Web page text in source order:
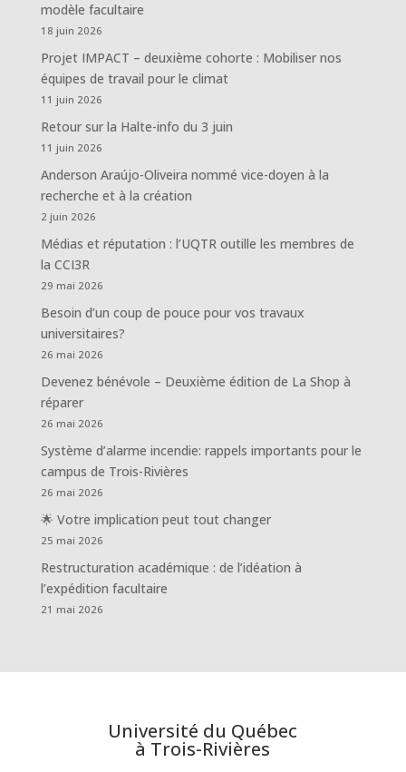
modèle facultaire
18 juin 2026
Projet IMPACT – deuxième cohorte : Mobiliser nos
équipes de travail pour le climat
11 juin 2026
Retour sur la Halte-info du 3 juin
11 juin 2026
Anderson Araújo-Oliveira nommé vice-doyen à la
recherche et à la création
2 juin 2026
Médias et réputation : l’UQTR outille les membres de
la CCI3R
29 mai 2026
Besoin d’un coup de pouce pour vos travaux
universitaires?
26 mai 2026
Devenez bénévole – Deuxième édition de La Shop à
réparer
26 mai 2026
Système d’alarme incendie: rappels importants pour le
campus de Trois-Rivières
26 mai 2026
🌟 Votre implication peut tout changer
25 mai 2026
Restructuration académique : de l’idéation à
l’expédition facultaire
21 mai 2026
Université du Québec
à Trois-Rivières